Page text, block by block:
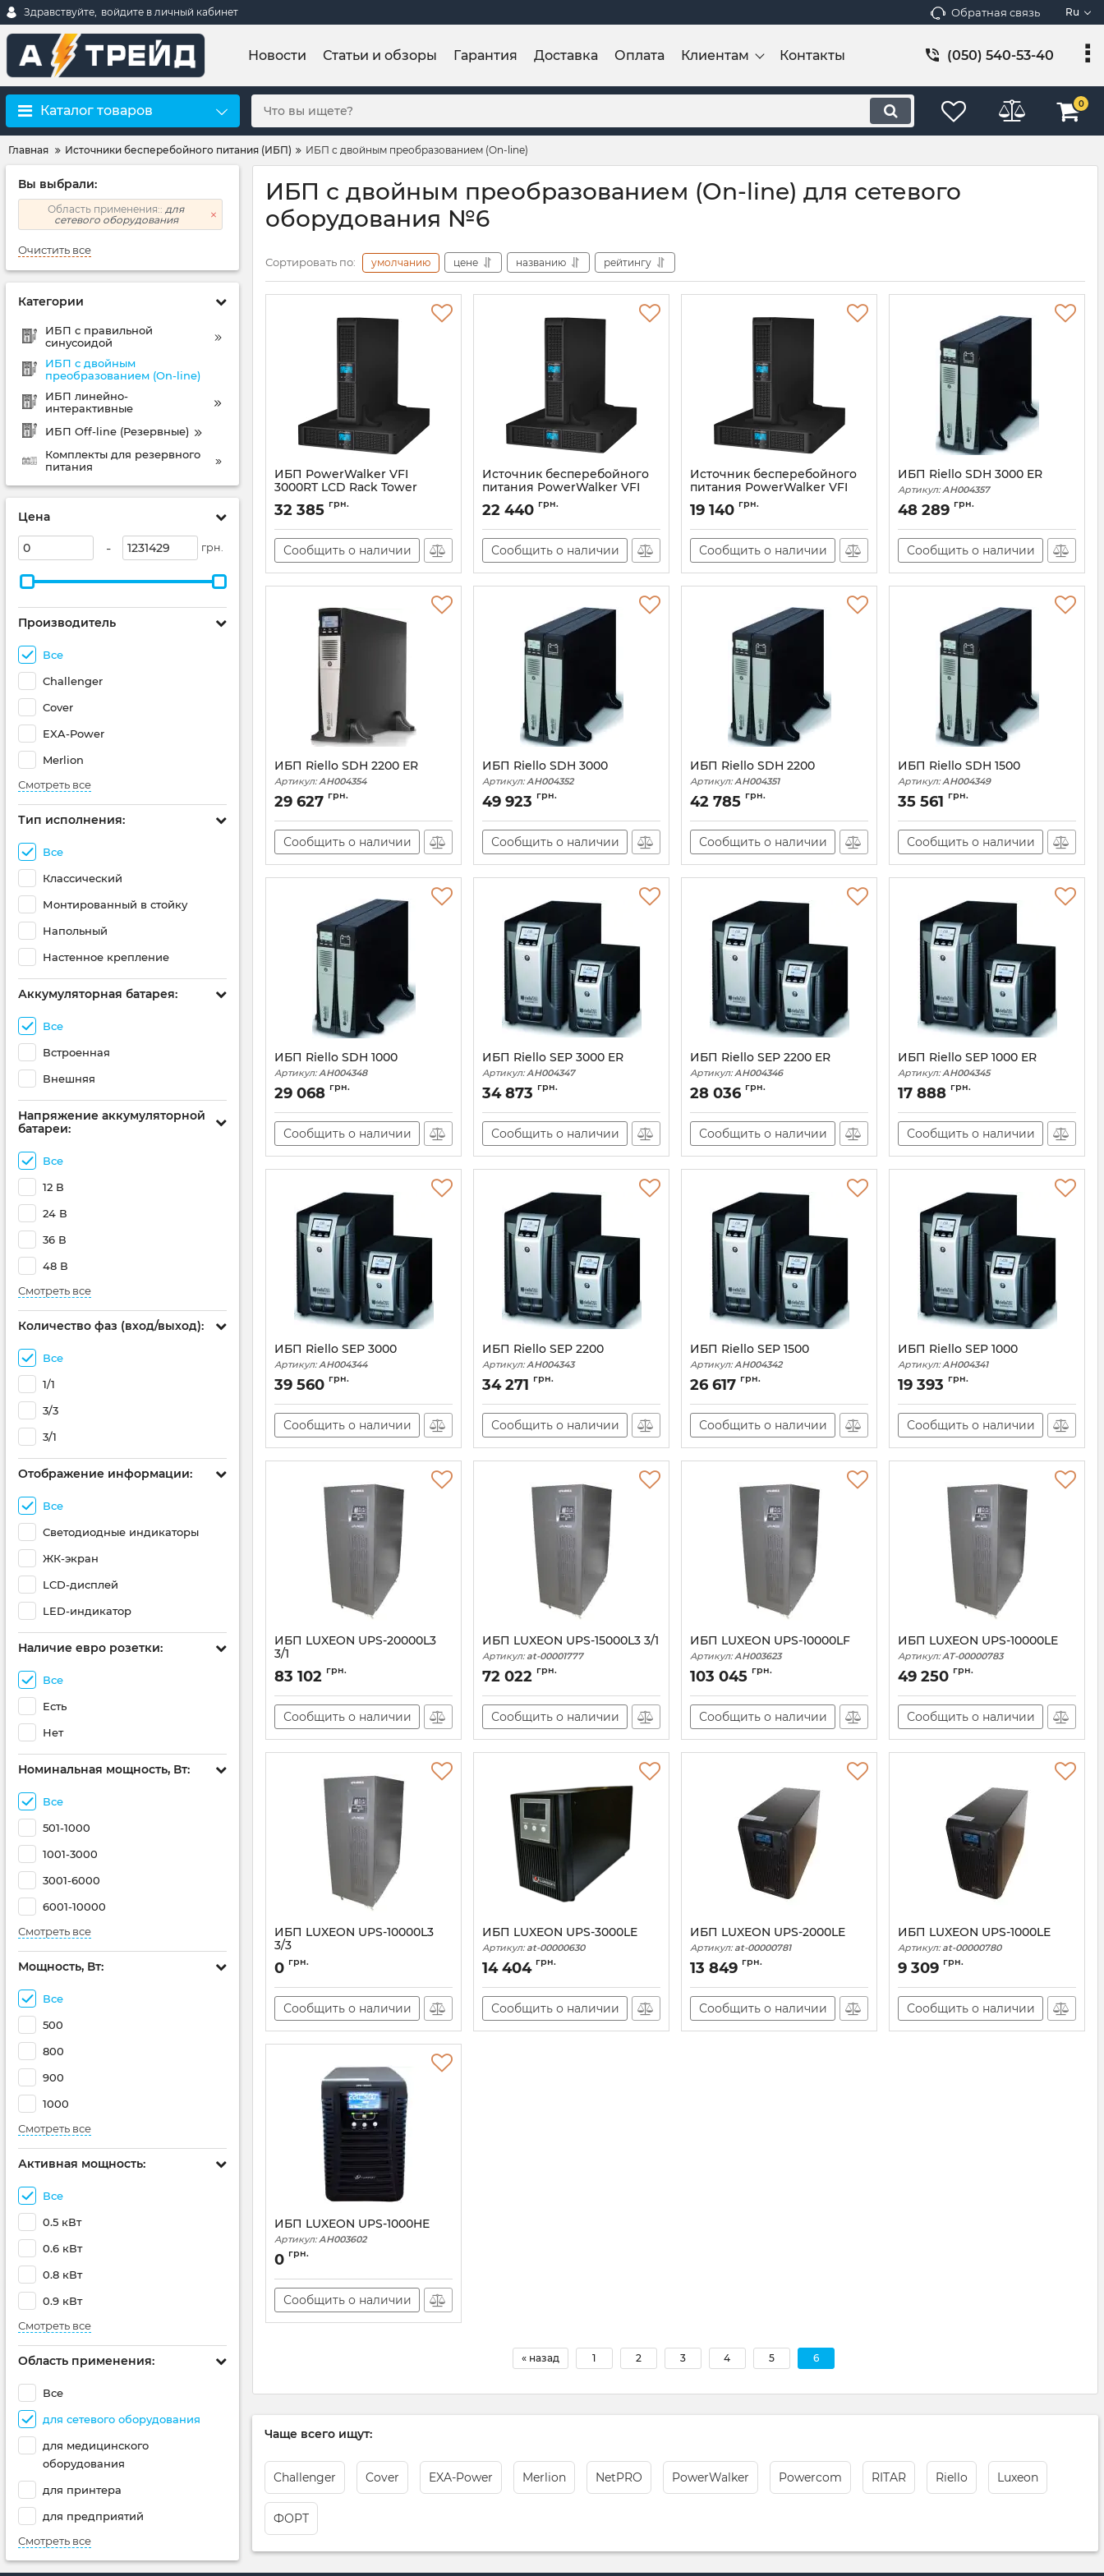
Здравствуйте, войдите в личный кабинет Обратная связь Ru
Новости Статьи и обзоры Гарантия Доставка Оплата Клиентам Контакты (050) 540-53-40
Каталог товаров 0
Главная Источники бесперебойного питания (ИБП) ИБП с двойным преобразованием (On-line)
Вы выбрали:
Область применения::для
сетевого оборудования
Очистить все
Категории
ИБП с правильной
синусоидой
ИБП с двойным
преобразованием (On-line)
ИБП линейно-
интерактивные
ИБП Off-line (Резервные)
Комплекты для резервного
питания
Цена
- грн.
Производитель
Все
Challenger
Cover
EXA-Power
Merlion
Смотреть все
Тип исполнения:
Все
Классический
Монтированный в стойку
Напольный
Настенное крепление
Аккумуляторная батарея:
Все
Встроенная
Внешняя
Напряжение аккумуляторной
батареи:
Все
12 В
24 В
36 В
48 В
Смотреть все
Количество фаз (вход/выход):
Все
1/1
3/3
3/1
Отображение информации:
Все
Светодиодные индикаторы
ЖК-экран
LCD-дисплей
LED-индикатор
Наличие евро розетки:
Все
Есть
Нет
Номинальная мощность, Вт:
Все
501-1000
1001-3000
3001-6000
6001-10000
Смотреть все
Мощность, Вт:
Все
500
800
900
1000
Смотреть все
Активная мощность:
Все
0.5 кВт
0.6 кВт
0.8 кВт
0.9 кВт
Смотреть все
Область применения:
Все
для сетевого оборудования
для медицинского
оборудования
для принтера
для предприятий
Смотреть все
ИБП с двойным преобразованием (On-line) для сетевого
оборудования №6
Сортировать по: умолчанию цене названию рейтингу
ИБП PowerWalker VFI
3000RT LCD Rack Tower
Артикул: 10120123
32 385 грн.
Сообщить о наличии
Источник бесперебойного
питания PowerWalker VFI
1500 RT LCD Rack Tower
(10120121)
Артикул: 10120121
22 440 грн.
Сообщить о наличии
Источник бесперебойного
питания PowerWalker VFI
1000 RT LCD RackTower
(10120120)
Артикул: 10120120
19 140 грн.
Сообщить о наличии
ИБП Riello SDH 3000 ER
Артикул: АН004357
48 289 грн.
Сообщить о наличии
ИБП Riello SDH 2200 ER
Артикул: АН004354
29 627 грн.
Сообщить о наличии
ИБП Riello SDH 3000
Артикул: АН004352
49 923 грн.
Сообщить о наличии
ИБП Riello SDH 2200
Артикул: АН004351
42 785 грн.
Сообщить о наличии
ИБП Riello SDH 1500
Артикул: АН004349
35 561 грн.
Сообщить о наличии
ИБП Riello SDH 1000
Артикул: АН004348
29 068 грн.
Сообщить о наличии
ИБП Riello SEP 3000 ER
Артикул: АН004347
34 873 грн.
Сообщить о наличии
ИБП Riello SEP 2200 ER
Артикул: АН004346
28 036 грн.
Сообщить о наличии
ИБП Riello SEP 1000 ER
Артикул: АН004345
17 888 грн.
Сообщить о наличии
ИБП Riello SEP 3000
Артикул: АН004344
39 560 грн.
Сообщить о наличии
ИБП Riello SEP 2200
Артикул: АН004343
34 271 грн.
Сообщить о наличии
ИБП Riello SEP 1500
Артикул: АН004342
26 617 грн.
Сообщить о наличии
ИБП Riello SEP 1000
Артикул: АН004341
19 393 грн.
Сообщить о наличии
ИБП LUXEON UPS-20000L3
3/1
Артикул: at-00001778
83 102 грн.
Сообщить о наличии
ИБП LUXEON UPS-15000L3 3/1
Артикул: at-00001777
72 022 грн.
Сообщить о наличии
ИБП LUXEON UPS-10000LF
Артикул: АН003623
103 045 грн.
Сообщить о наличии
ИБП LUXEON UPS-10000LE
Артикул: AT-00000783
49 250 грн.
Сообщить о наличии
ИБП LUXEON UPS-10000L3
3/3
Артикул:
0 грн.
Сообщить о наличии
ИБП LUXEON UPS-3000LE
Артикул: at-00000630
14 404 грн.
Сообщить о наличии
ИБП LUXEON UPS-2000LE
Артикул: at-00000781
13 849 грн.
Сообщить о наличии
ИБП LUXEON UPS-1000LE
Артикул: at-00000780
9 309 грн.
Сообщить о наличии
ИБП LUXEON UPS-1000HE
Артикул: АН003602
0 грн.
Сообщить о наличии
« назад 1 2 3 4 5 6
Чаще всего ищут:
Challenger Cover EXA-Power Merlion NetPRO PowerWalker Powercom RITAR Riello Luxeon
ФОРТ